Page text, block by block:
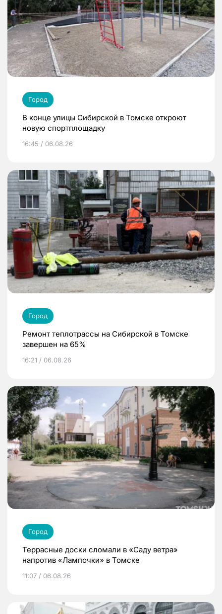
Город
В конце улицы Сибирской в Томске откроют
новую спортплощадку
16:45 / 06.08.26
Город
Ремонт теплотрассы на Сибирской в Томске
завершен на 65%
16:21 / 06.08.26
Город
Террасные доски сломали в «Саду ветра»
напротив «Лампочки» в Томске
11:07 / 06.08.26